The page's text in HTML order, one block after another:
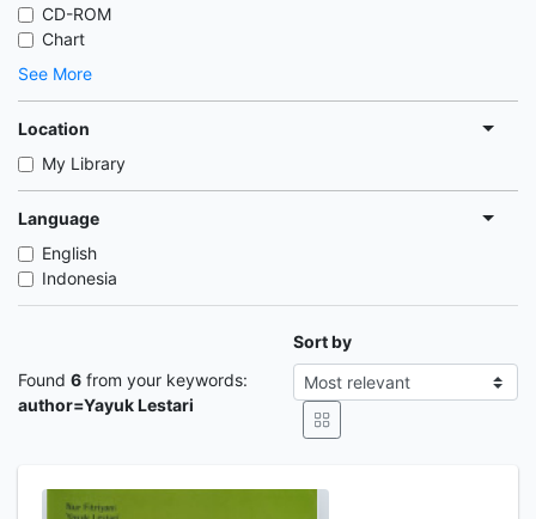
CD-ROM
Chart
See More
Location
My Library
Language
English
Indonesia
Found 6 from your keywords:
author=Yayuk Lestari
Sort by